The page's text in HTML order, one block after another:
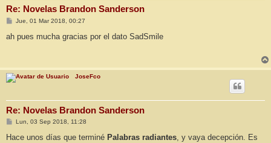
Re: Novelas Brandon Sanderson
M
n
Jue, 01 Mar 2018, 00:27
ah pues mucha gracias por el dato SadSmile
JoseFco
Re: Novelas Brandon Sanderson
M
n
Lun, 03 Sep 2018, 11:28
Hace unos días que terminé Palabras radiantes, y vaya decepción. Es